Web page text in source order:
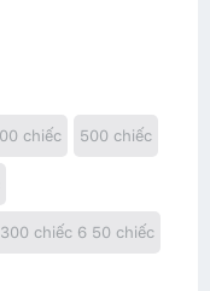
chiếc 500 chiếc
300 chiếc 6 50 chiếc